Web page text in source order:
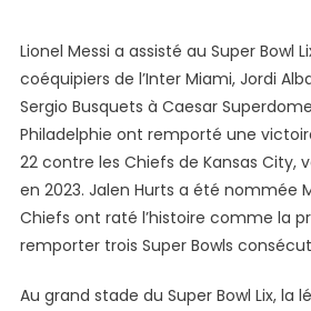
Lionel Messi a assisté au Super Bowl
coéquipiers de l’Inter Miami, Jordi
Sergio Busquets à Caesar
Philadelphie ont remporté une
22 contre les Chiefs de Kansas City,
en 2023. Jalen Hurts a été nommée
Chiefs ont raté l’histoire comme la
remporter trois Super Bowls
Au grand stade du Super Bowl Lix, la